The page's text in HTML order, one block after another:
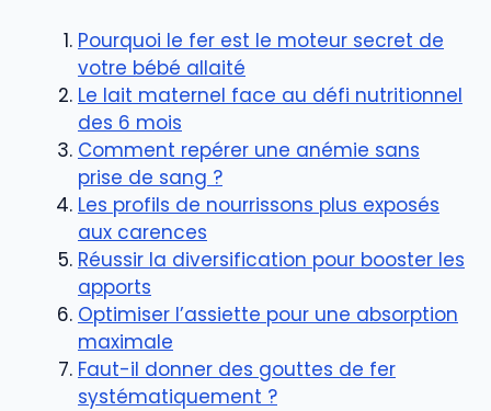
Pourquoi le fer est le moteur secret de
votre bébé allaité
Le lait maternel face au défi nutritionnel
des 6 mois
Comment repérer une anémie sans
prise de sang ?
Les profils de nourrissons plus exposés
aux carences
Réussir la diversification pour booster les
apports
Optimiser l’assiette pour une absorption
maximale
Faut-il donner des gouttes de fer
systématiquement ?